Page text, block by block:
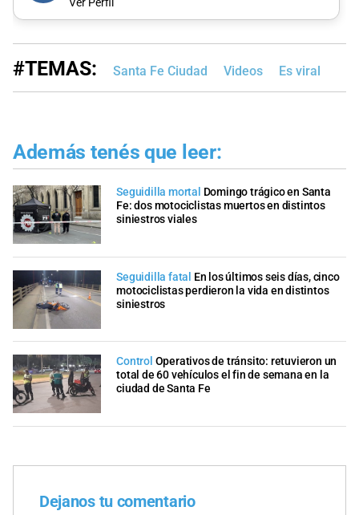
#TEMAS: Santa Fe Ciudad Videos Es viral
Además tenés que leer:
Seguidilla mortal Domingo trágico en Santa
Fe: dos motociclistas muertos en distintos
siniestros viales
Seguidilla fatal En los últimos seis días, cinco
motociclistas perdieron la vida en distintos
siniestros
Control Operativos de tránsito: retuvieron un
total de 60 vehículos el fin de semana en la
ciudad de Santa Fe
Dejanos tu comentario